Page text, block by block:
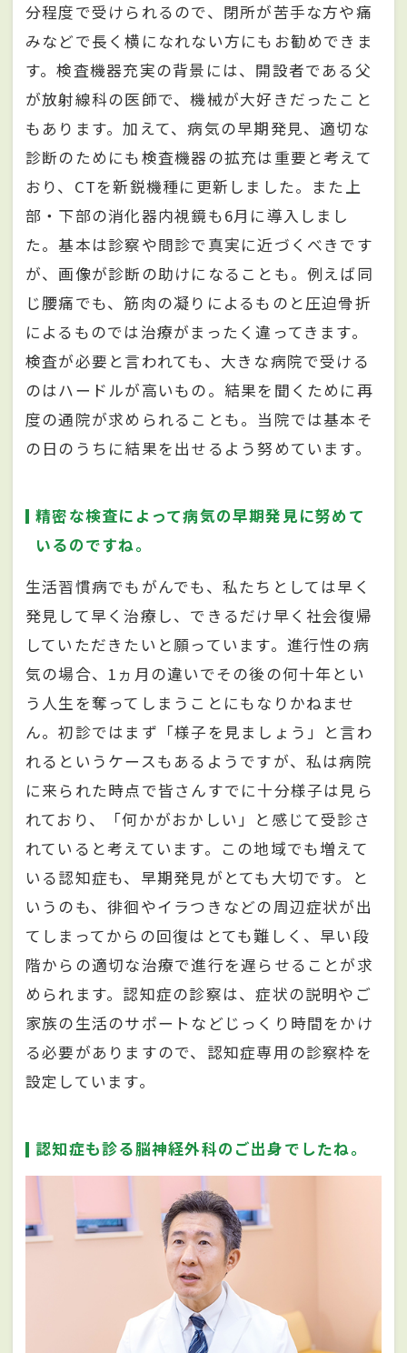
分程度で受けられるので、閉所が苦手な方や痛
みなどで長く横になれない方にもお勧めできま
す。検査機器充実の背景には、開設者である父
が放射線科の医師で、機械が大好きだったこと
もあります。加えて、病気の早期発見、適切な
診断のためにも検査機器の拡充は重要と考えて
おり、CTを新鋭機種に更新しました。また上
部・下部の消化器内視鏡も6月に導入しまし
た。基本は診察や問診で真実に近づくべきです
が、画像が診断の助けになることも。例えば同
じ腰痛でも、筋肉の凝りによるものと圧迫骨折
によるものでは治療がまったく違ってきます。
検査が必要と言われても、大きな病院で受ける
のはハードルが高いもの。結果を聞くために再
度の通院が求められることも。当院では基本そ
の日のうちに結果を出せるよう努めています。
精密な検査によって病気の早期発見に努めて
いるのですね。
生活習慣病でもがんでも、私たちとしては早く
発見して早く治療し、できるだけ早く社会復帰
していただきたいと願っています。進行性の病
気の場合、1ヵ月の違いでその後の何十年とい
う人生を奪ってしまうことにもなりかねませ
ん。初診ではまず「様子を見ましょう」と言わ
れるというケースもあるようですが、私は病院
に来られた時点で皆さんすでに十分様子は見ら
れており、「何かがおかしい」と感じて受診さ
れていると考えています。この地域でも増えて
いる認知症も、早期発見がとても大切です。と
いうのも、徘徊やイラつきなどの周辺症状が出
てしまってからの回復はとても難しく、早い段
階からの適切な治療で進行を遅らせることが求
められます。認知症の診察は、症状の説明やご
家族の生活のサポートなどじっくり時間をかけ
る必要がありますので、認知症専用の診察枠を
設定しています。
認知症も診る脳神経外科のご出身でしたね。